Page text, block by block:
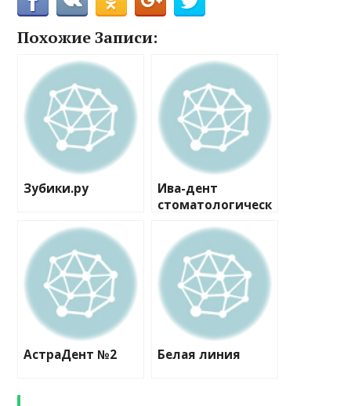
Похожие Записи:
Зубики.ру
Ива-дент
стоматологическ
АстраДент №2 Белая линия